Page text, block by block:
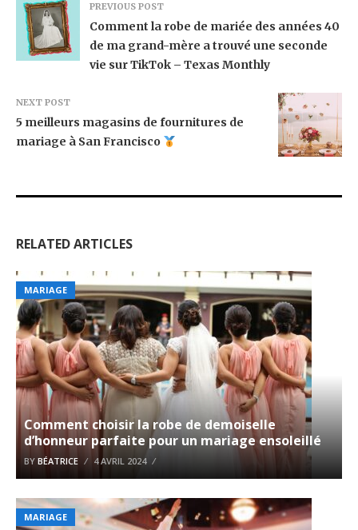
PREVIOUS POST
Comment la robe de mariée des années 40
de ma grand-mère a trouvé une seconde
vie sur TikTok – Texas Monthly
NEXT POST
5 meilleurs magasins de fournitures de
mariage à San Francisco
RELATED ARTICLES
MARIAGE
Comment choisir la robe de demoiselle
d’honneur parfaite pour un mariage ensoleillé
BY BÉATRICE 4 AVRIL 2024
MARIAGE